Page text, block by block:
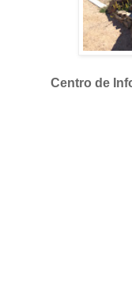
Centro de